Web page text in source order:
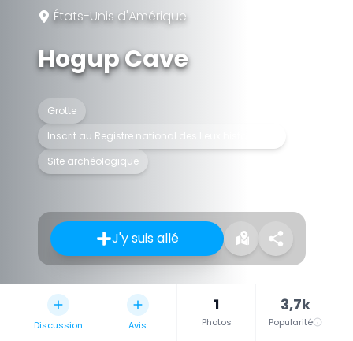
États-Unis d'Amérique
Hogup Cave
Grotte
Inscrit au Registre national des lieux historiques
Site archéologique
J'y suis allé
Discussion Avis
1
Photos
3,7k
Popularité